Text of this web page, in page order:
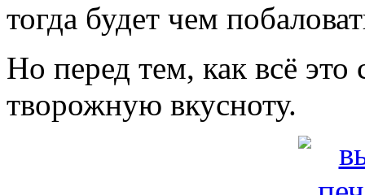
тогда будет чем
Но перед тем, как всё
творожную вкусноту.